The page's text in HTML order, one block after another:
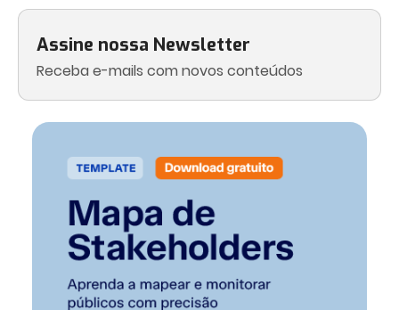
Assine nossa Newsletter
Receba e-mails com novos conteúdos